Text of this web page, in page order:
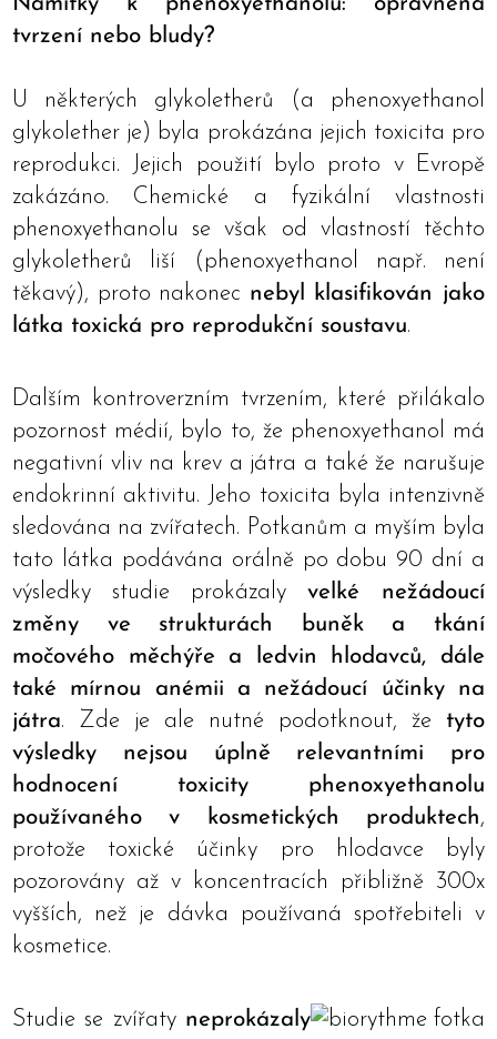
tvrzení nebo bludy?
U některých glykoletherů (a phenoxyethanol
glykolether je) byla prokázána jejich toxicita pro
reprodukci. Jejich použití bylo proto v Evropě
zakázáno. Chemické a fyzikální vlastnosti
phenoxyethanolu se však od vlastností těchto
glykoletherů liší (phenoxyethanol např. není
těkavý), proto nakonec nebyl klasifikován jako
látka toxická pro reprodukční soustavu.
Dalším kontroverzním tvrzením, které přilákalo
pozornost médií, bylo to, že phenoxyethanol má
negativní vliv na krev a játra a také že narušuje
endokrinní aktivitu. Jeho toxicita byla intenzivně
sledována na zvířatech. Potkanům a myším byla
tato látka podávána orálně po dobu 90 dní a
výsledky studie prokázaly velké nežádoucí
změny ve strukturách buněk a tkání
močového měchýře a ledvin hlodavců, dále
také mírnou anémii a nežádoucí účinky na
játra. Zde je ale nutné podotknout, že tyto
výsledky nejsou úplně relevantními pro
hodnocení toxicity phenoxyethanolu
používaného v kosmetických produktech,
protože toxické účinky pro hlodavce byly
pozorovány až v koncentracích přibližně 300x
vyšších, než je dávka používaná spotřebiteli v
kosmetice.
Studie se zvířaty neprokázaly